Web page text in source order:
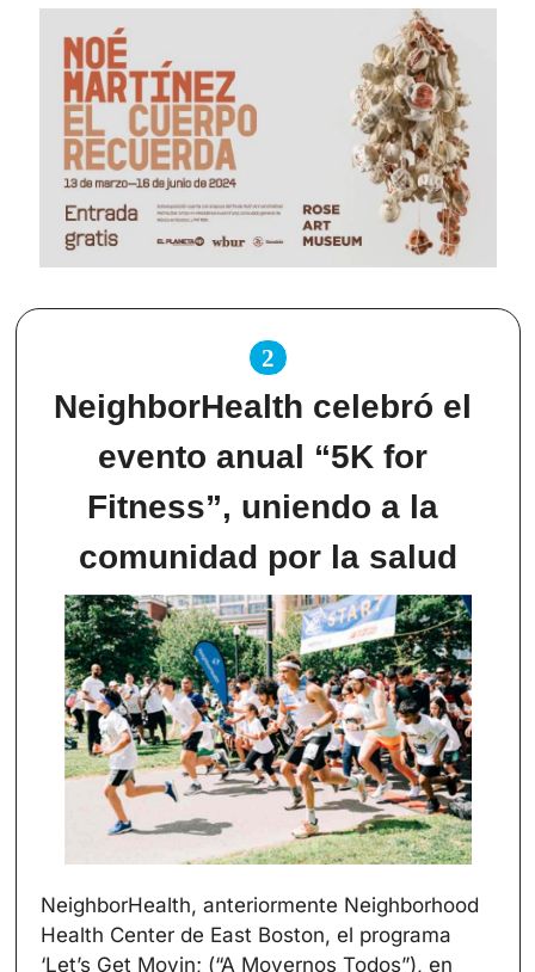
2
NeighborHealth celebró el
evento anual “5K for
Fitness”, uniendo a la
comunidad por la salud
NeighborHealth, anteriormente Neighborhood
Health Center de East Boston, el programa
‘Let’s Get Movin; (“A Movernos Todos”), en